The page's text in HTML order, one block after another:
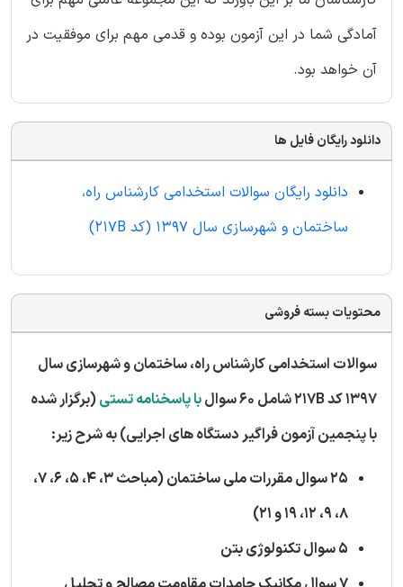
آمادگی شما در این آزمون بوده و قدمی مهم برای موفقیت در
آن خواهد بود.
دانلود رایگان فایل ها
دانلود رایگان سوالات استخدامی کارشناس راه،
ساختمان و شهرسازی سال 1397 (کد 217B)
محتویات بسته فروشی
سوالات استخدامی کارشناس راه، ساختمان و شهرسازی سال
1397 کد 217B شامل 60 سوال
با پاسخنامه تستی(برگزار شده
با پنجمین آزمون فراگیر دستگاه های اجرایی) به شرح زیر:
25 سوال مقررات ملی ساختمان (مباحث 3، 4، 5، 6، 7،
8، 9، 12، 19 و ۲۱)
5 سوال تکنولوژی بتن